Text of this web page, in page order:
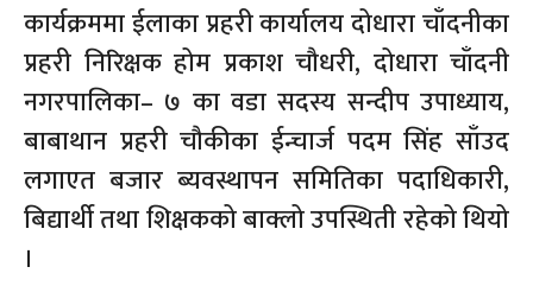
कार्यक्रममा ईलाका प्रहरी कार्यालय दोधारा चाँदनीका
प्रहरी निरिक्षक होम प्रकाश चौधरी, दोधारा चाँदनी
नगरपालिका– ७ का वडा सदस्य सन्दीप उपाध्याय,
बाबाथान प्रहरी चौकीका ईन्चार्ज पदम सिंह साँउद
लगाएत बजार ब्यवस्थापन समितिका पदाधिकारी,
बिद्यार्थी तथा शिक्षकको बाक्लो उपस्थिती रहेको थियो
।